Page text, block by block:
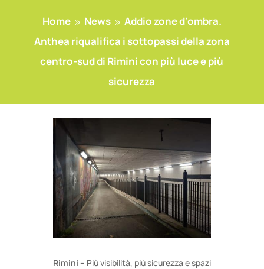
Home 9 News 9 Addio zone d’ombra.
Anthea riqualifica i sottopassi della zona
centro-sud di Rimini con più luce e più
sicurezza
Rimini – Più visibilità, più sicurezza e spazi